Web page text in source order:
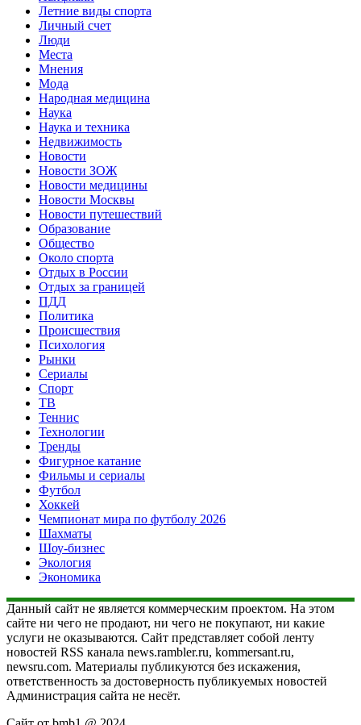
Летние виды спорта
Личный счет
Люди
Места
Мнения
Мода
Народная медицина
Наука
Наука и техника
Недвижимость
Новости
Новости ЗОЖ
Новости медицины
Новости Москвы
Новости путешествий
Образование
Общество
Около спорта
Отдых в России
Отдых за границей
ПДД
Политика
Происшествия
Психология
Рынки
Сериалы
Спорт
ТВ
Теннис
Технологии
Тренды
Фигурное катание
Фильмы и сериалы
Футбол
Хоккей
Чемпионат мира по футболу 2026
Шахматы
Шоу-бизнес
Экология
Экономика
Данный сайт не является коммерческим проектом. На этом
сайте ни чего не продают, ни чего не покупают, ни какие
услуги не оказываются. Сайт представляет собой ленту
новостей RSS канала news.rambler.ru, kommersant.ru,
newsru.com. Материалы публикуются без искажения,
ответственность за достоверность публикуемых новостей
Администрация сайта не несёт.